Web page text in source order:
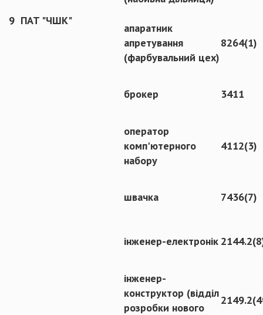
9 ПАТ "ЧШК"
апаратник
апретування
(фарбувальний цех)
8264(1)
брокер 3411
оператор
комп'ютерного
набору
4112(3)
швачка 7436(7)
інженер-електронік
інженер-
конструктор (відділ
розробки нового